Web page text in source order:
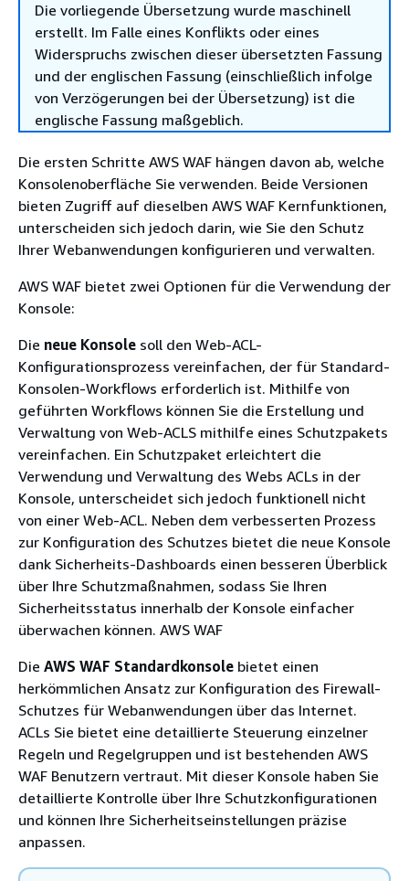
Die vorliegende Übersetzung wurde maschinell
erstellt. Im Falle eines Konflikts oder eines
Widerspruchs zwischen dieser übersetzten Fassung
und der englischen Fassung (einschließlich infolge
von Verzögerungen bei der Übersetzung) ist die
englische Fassung maßgeblich.
Die ersten Schritte AWS WAF hängen davon ab, welche
Konsolenoberfläche Sie verwenden. Beide Versionen
bieten Zugriff auf dieselben AWS WAF Kernfunktionen,
unterscheiden sich jedoch darin, wie Sie den Schutz
Ihrer Webanwendungen konfigurieren und verwalten.
AWS WAF bietet zwei Optionen für die Verwendung der
Konsole:
Die neue Konsole soll den Web-ACL-
Konfigurationsprozess vereinfachen, der für Standard-
Konsolen-Workflows erforderlich ist. Mithilfe von
geführten Workflows können Sie die Erstellung und
Verwaltung von Web-ACLS mithilfe eines Schutzpakets
vereinfachen. Ein Schutzpaket erleichtert die
Verwendung und Verwaltung des Webs ACLs in der
Konsole, unterscheidet sich jedoch funktionell nicht
von einer Web-ACL. Neben dem verbesserten Prozess
zur Konfiguration des Schutzes bietet die neue Konsole
dank Sicherheits-Dashboards einen besseren Überblick
über Ihre Schutzmaßnahmen, sodass Sie Ihren
Sicherheitsstatus innerhalb der Konsole einfacher
überwachen können. AWS WAF
Die AWS WAF Standardkonsole bietet einen
herkömmlichen Ansatz zur Konfiguration des Firewall-
Schutzes für Webanwendungen über das Internet.
ACLs Sie bietet eine detaillierte Steuerung einzelner
Regeln und Regelgruppen und ist bestehenden AWS
WAF Benutzern vertraut. Mit dieser Konsole haben Sie
detaillierte Kontrolle über Ihre Schutzkonfigurationen
und können Ihre Sicherheitseinstellungen präzise
anpassen.